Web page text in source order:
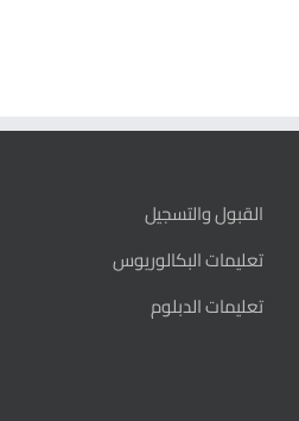
القبول والتسجيل
تعليمات البكالوريوس
تعليمات الدبلوم